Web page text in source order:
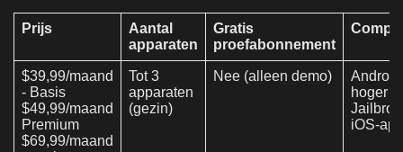
Prijs
Aantal
apparaten
Gratis
proefabonnement
$39,99/maand
- Basis
$49,99/maand
Premium
$69,99/maand
Tot 3
apparaten
(gezin)
Nee (alleen demo)
hoger &
iOS-